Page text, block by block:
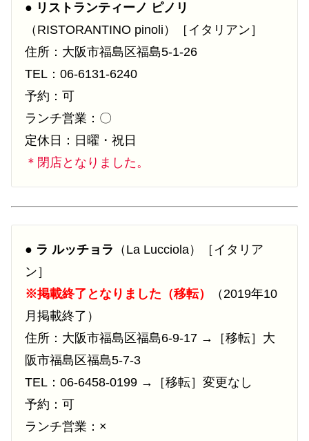
● リストランティーノ ピノリ
（RISTORANTINO pinoli）［イタリアン］
住所：大阪市福島区福島5-1-26
TEL：06-6131-6240
予約：可
ランチ営業：〇
定休日：日曜・祝日
＊閉店となりました。
● ラ ルッチョラ （La Lucciola）［イタリア
ン］
※掲載終了となりました（移転）
（2019年10
月掲載終了）
住所：大阪市福島区福島6-9-17 →［移転］大
阪市福島区福島5-7-3
TEL：06-6458-0199 →［移転］変更なし
予約：可
ランチ営業：×